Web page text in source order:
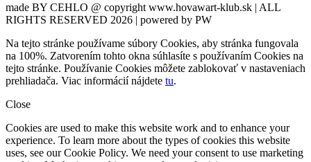
made BY CEHLO @ copyright www.hovawart-klub.sk | ALL
RIGHTS RESERVED 2026 | powered by PW
Na tejto stránke používame súbory Cookies, aby stránka fungovala
na 100%. Zatvorením tohto okna súhlasíte s používaním Cookies na
tejto stránke. Používanie Cookies môžete zablokovať v nastaveniach
prehliadača. Viac informácií nájdete tu.
Close
Cookies are used to make this website work and to enhance your
experience. To learn more about the types of cookies this website
uses, see our Cookie Policy. We need your consent to use marketing